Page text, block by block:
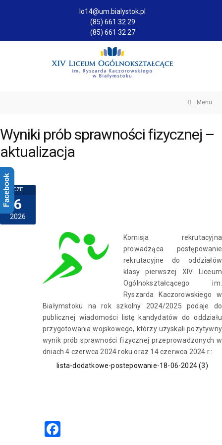
lo14@um.bialystok.pl
(85) 661 32 29
(85) 661 32 27
Menu
Wyniki prób sprawności fizycznej –
aktualizacja
CZE
6
2026
Komisja rekrutacyjna
prowadząca postępowanie
rekrutacyjne do oddziałów
klasy pierwszej XIV Liceum
Ogólnokształcącego im.
Ryszarda Kaczorowskiego w
Białymstoku na rok szkolny 2024/2025 podaje do
publicznej wiadomości listę kandydatów do oddziału
przygotowania wojskowego, którzy uzyskali pozytywny
wynik prób sprawności fizycznej przeprowadzonych w
dniach 4 czerwca 2024 roku oraz 14 czerwca 2024 r.:
lista-dodatkowe-postepowanie-18-06-2024 (3)
Facebook